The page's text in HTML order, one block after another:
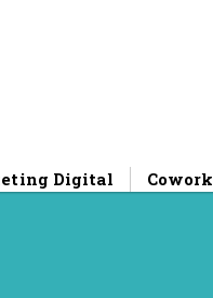
Digital